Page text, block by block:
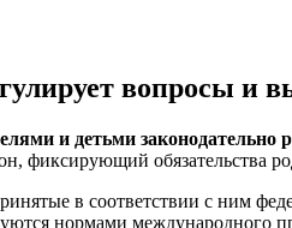
вопросы и
и детьми законодательно
фиксирующий
в соответствии с ним
нормами международного